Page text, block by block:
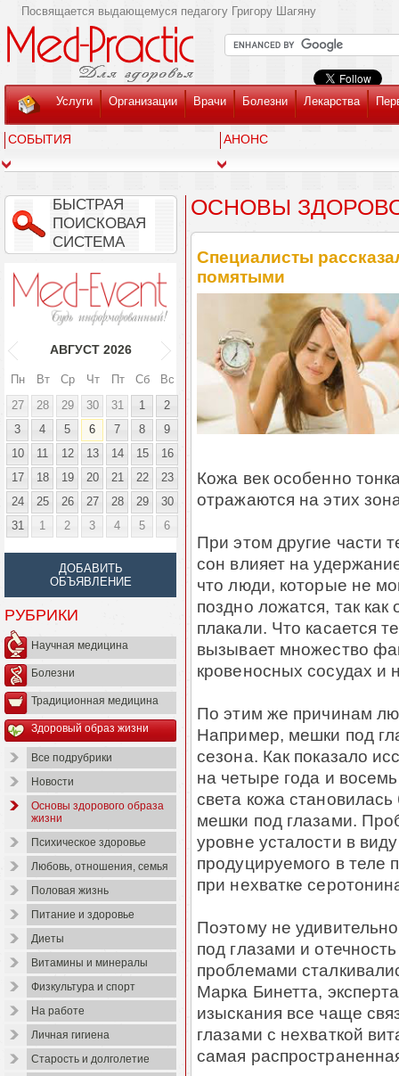
Посвящается выдающемуся педагогу Григору Шагяну
Услуги Организации Врачи Болезни Лекарства
СОБЫТИЯ АНОНС
БЫСТРАЯ
ПОИСКОВАЯ
СИСТЕМА
АВГУСТ 2026
Пн Вт Ср Чт Пт Сб
Вс
27
28 29 30 31 1
2
3
4 5 6 7 8
9
10
11 12 13 14 15
16
17
18 19 20 21 22
23
24
25 26 27 28 29
30
31
1 2 3 4 5 6
ДОБАВИТЬ
ОБЪЯВЛЕНИЕ
РУБРИКИ
Научная медицина
Болезни
Традиционная медицина
Здоровый образ жизни
Все подрубрики
Новости
Основы здорового образа
жизни
Психическое здоровье
Любовь, отношения, семья
Половая жизнь
Питание и здоровье
Диеты
Витамины и минералы
Физкультура и спорт
На работе
Личная гигиена
Старость и долголетие
ОСНОВЫ
Специалисты
помятыми
Кожа век особенно
отражаются на этих
При этом другие части
сон влияет на
что люди, которые не
поздно ложатся, так
плакали. Что касается
вызывает множество
кровеносных сосудах и
По этим же причинам
Например, мешки под
сезона. Как показало
на четыре года и
света кожа
мешки под глазами.
уровне усталости в
продуцируемого в теле
при нехватке
Поэтому не
под глазами и
проблемами
Марка Бинетта,
изыскания все чаще
глазами с нехваткой
самая